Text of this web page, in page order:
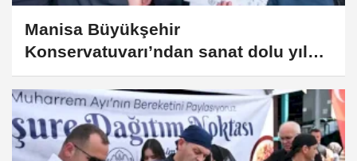
Manisa Büyükşehir
Konservatuvarı’ndan sanat dolu yıl
sonu gecesi